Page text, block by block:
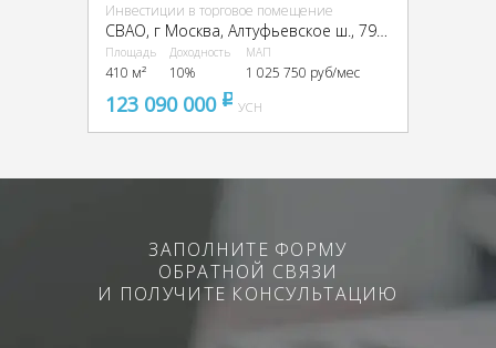
Инвестиции в торговое помещение
CВАО, г Москва, Алтуфьевское ш., 79А, стр. 3
Площадь
410 м²
Доходность
10%
МАП
1 025 750 руб/мес
123 090 000 pуб
УСН
ЗАПОЛНИТЕ ФОРМУ
ОБРАТНОЙ СВЯЗИ
И ПОЛУЧИТЕ КОНСУЛЬТАЦИЮ